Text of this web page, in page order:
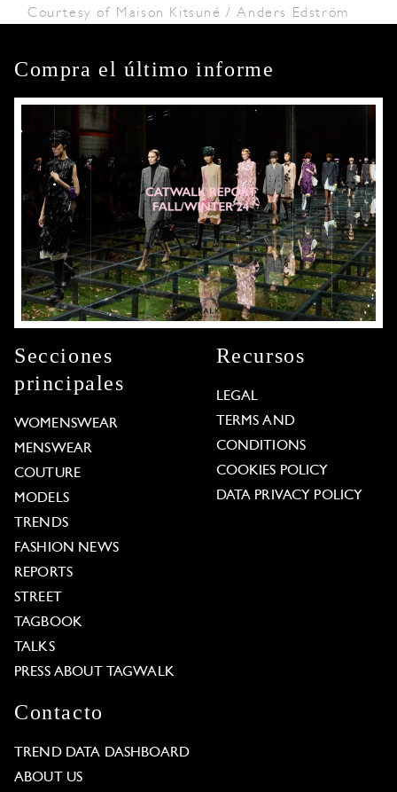
Courtesy of Maison Kitsuné / Anders Edström
Compra el último informe
Secciones
principales
WOMENSWEAR
MENSWEAR
COUTURE
MODELS
TRENDS
FASHION NEWS
REPORTS
STREET
TAGBOOK
TALKS
PRESS ABOUT TAGWALK
Recursos
LEGAL
TERMS AND
CONDITIONS
COOKIES POLICY
DATA PRIVACY POLICY
Contacto
TREND DATA DASHBOARD
ABOUT US